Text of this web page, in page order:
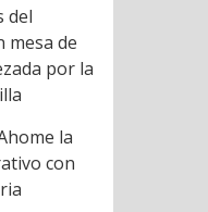
del
mesa de
por la
la
con